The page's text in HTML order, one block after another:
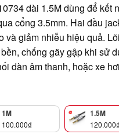
dài 1.5M dùng để kết
cổng 3.5mm. Hai đầu
và giảm nhiễu hiệu quả.
chống gãy gập khi sử
dàn âm thanh, hoặc xe
1M
100.000₫
1.5M
120.000₫